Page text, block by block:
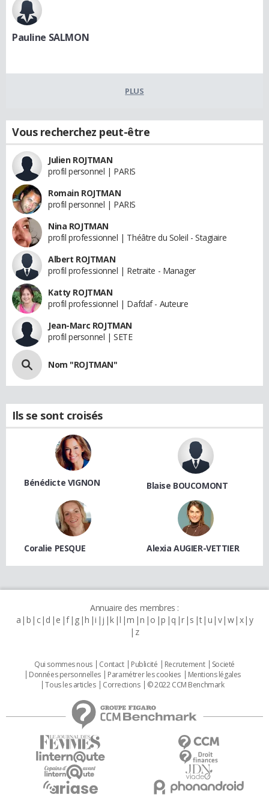
Pauline SALMON
PLUS
Vous recherchez peut-être
Julien ROJTMAN
profil personnel | PARIS
Romain ROJTMAN
profil personnel | PARIS
Nina ROJTMAN
profil professionnel | Théâtre du Soleil - Stagiaire
Albert ROJTMAN
profil professionnel | Retraite - Manager
Katty ROJTMAN
profil professionnel | Dafdaf - Auteure
Jean-Marc ROJTMAN
profil personnel | SETE
Nom "ROJTMAN"
Ils se sont croisés
Bénédicte VIGNON Blaise BOUCOMONT
Coralie PESQUE Alexia AUGIER-VETTIER
Annuaire des membres :
a b c d e f g h i j k l m n o p q r s t u v w x y
z
Qui sommes nous Contact Publicité Recrutement
Societé
Données personnelles
Paramétrer les cookies
Mentions légales
Tous les articles
Corrections © 2022 CCM Benchmark